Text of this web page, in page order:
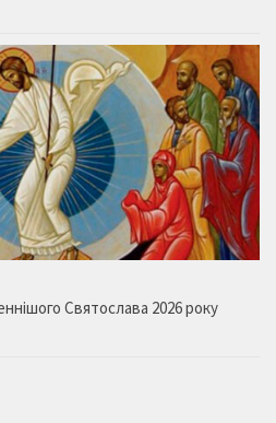
Святослава 2026 року